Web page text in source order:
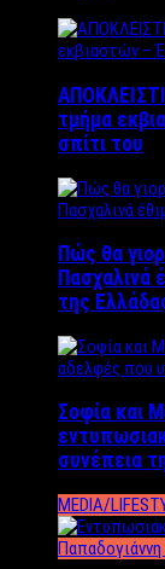
τμήμα
σπίτι του
Πώς θα
Πασχαλινά
της
Σοφία και
συνέπεια
MEDIA/